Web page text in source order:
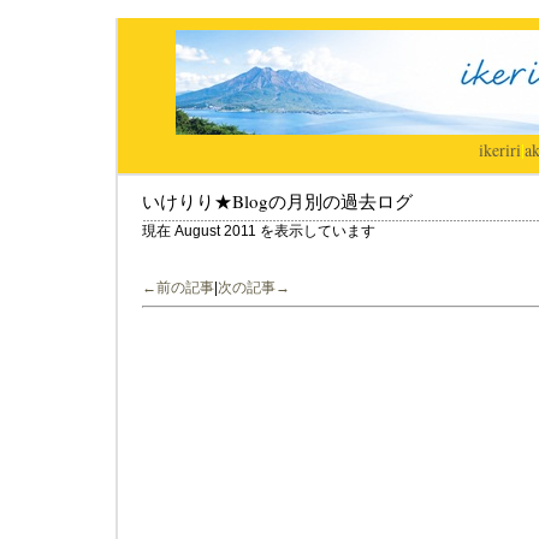
ikeriri|
いけりり★Blogの月別の過去ログ
現在 August 2011 を表示しています
←前の記事 次の記事→